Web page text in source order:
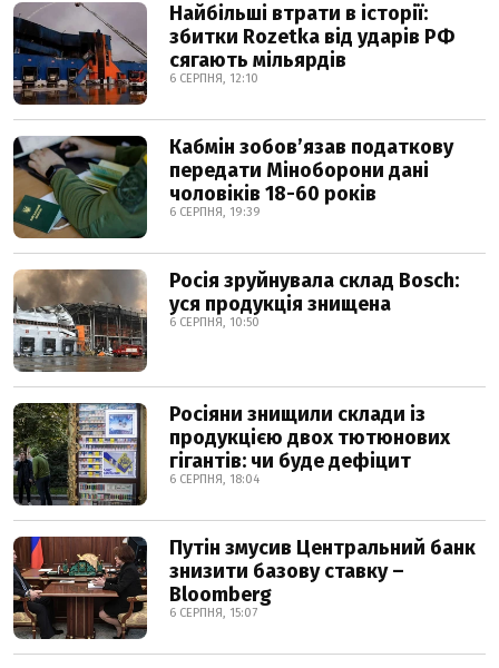
Найбільші втрати в історії:
збитки Rozetka від ударів РФ
сягають мільярдів
6 СЕРПНЯ, 12:10
Кабмін зобовʼязав податкову
передати Міноборони дані
чоловіків 18-60 років
6 СЕРПНЯ, 19:39
Росія зруйнувала склад Bosch:
уся продукція знищена
6 СЕРПНЯ, 10:50
Росіяни знищили склади із
продукцією двох тютюнових
гігантів: чи буде дефіцит
6 СЕРПНЯ, 18:04
Путін змусив Центральний банк
знизити базову ставку –
Bloomberg
6 СЕРПНЯ, 15:07